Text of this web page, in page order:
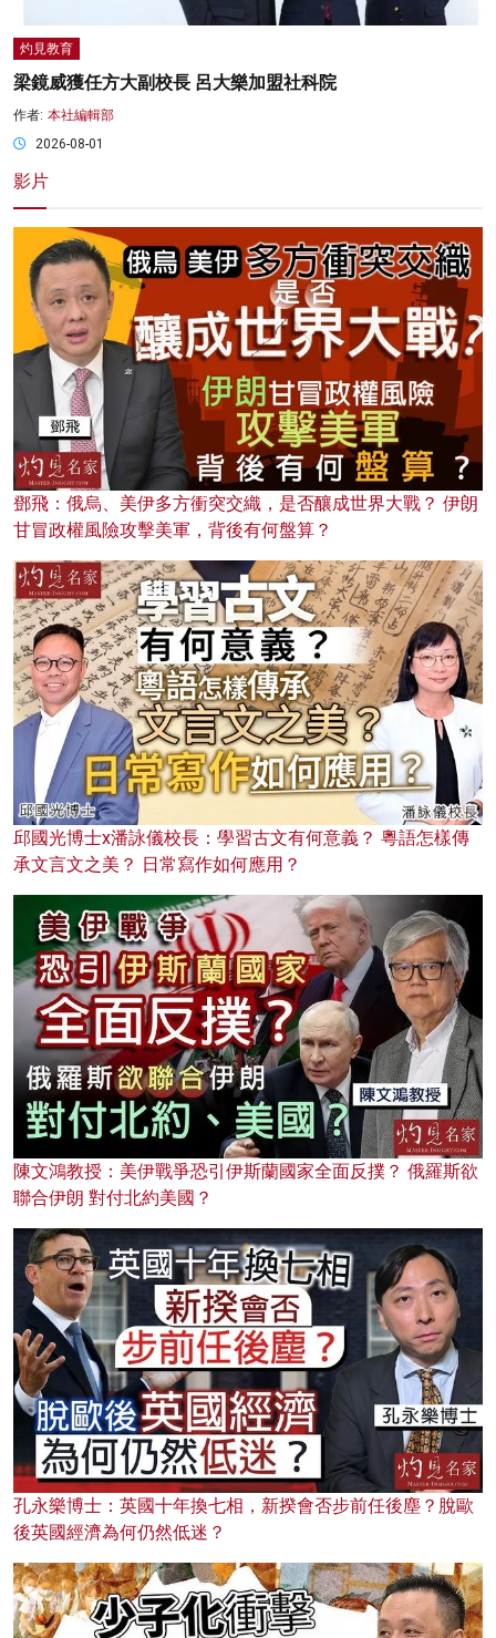
灼見教育
梁鏡威獲任方大副校長 呂大樂加盟社科院
作者: 本社編輯部
2026-08-01
影片
鄧飛：俄烏、美伊多方衝突交織，是否釀成世界大戰？ 伊朗
甘冒政權風險攻擊美軍，背後有何盤算？
邱國光博士x潘詠儀校長：學習古文有何意義？ 粵語怎樣傳
承文言文之美？ 日常寫作如何應用？
陳文鴻教授：美伊戰爭恐引伊斯蘭國家全面反撲？ 俄羅斯欲
聯合伊朗 對付北約美國？
孔永樂博士：英國十年換七相，新揆會否步前任後塵？脫歐
後英國經濟為何仍然低迷？